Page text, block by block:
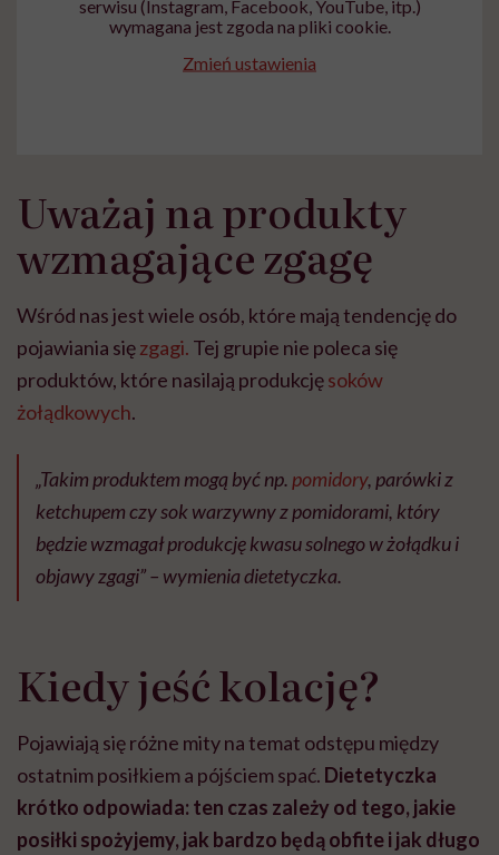
serwisu (Instagram, Facebook, YouTube, itp.)
wymagana jest zgoda na pliki cookie.
Zmień ustawienia
Uważaj na produkty
wzmagające zgagę
Wśród nas jest wiele osób, które mają tendencję do
pojawiania sięzgagi. Tej grupie nie poleca się
produktów, które nasilają produkcjęsoków
żołądkowych.
„Takim produktem mogą być np. pomidory, parówki z
ketchupem czy sok warzywny z pomidorami, który
będzie wzmagał produkcję kwasu solnego w żołądku i
objawy zgagi” – wymienia dietetyczka.
Kiedy jeść kolację?
Pojawiają się różne mity na temat odstępu między
ostatnim posiłkiem a pójściem spać. Dietetyczka
krótko odpowiada: ten czas zależy od tego, jakie
posiłki spożyjemy, jak bardzo będą obfite i jak długo